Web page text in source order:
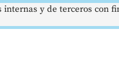
internas y de terceros con